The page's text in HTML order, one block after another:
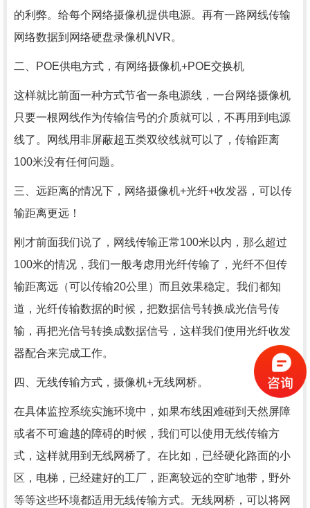
的利弊。给每个网络摄像机提供电源。再有一路网线传输
网络数据到网络硬盘录像机NVR。
二、POE供电方式，有网络摄像机+POE交换机
这样就比前面一种方式节省一条电源线，一台网络摄像机
只要一根网线作为传输信号的介质就可以，不再用到电源
线了。网线用非屏蔽超五类双绞线就可以了，传输距离
100米没有任何问题。
三、远距离的情况下，网络摄像机+光纤+收发器，可以传
输距离更远！
刚才前面我们说了，网线传输正常100米以内，那么超过
100米的情况，我们一般考虑用光纤传输了，光纤不但传
输距离远（可以传输20公里）而且效果稳定。我们都知
道，光纤传输数据的时候，把数据信号转换成光信号传
输，再把光信号转换成数据信号，这样我们使用光纤收发
器配合来完成工作。
四、无线传输方式，摄像机+无线网桥。
在具体监控系统实施环境中，如果布线困难碰到天然屏障
或者不可逾越的障碍的时候，我们可以使用无线传输方
式，这样就用到无线网桥了。在比如，已经硬化路面的小
区，电梯，已经建好的工厂，距离较远的空旷地带，野外
等等这些环境都适用无线传输方式。无线网桥，可以将网